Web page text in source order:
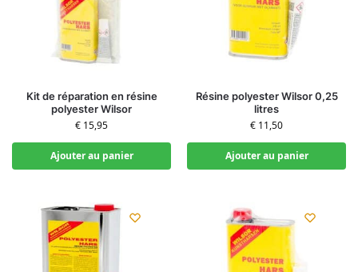
Kit de réparation en résine
polyester Wilsor
€ 15,95
Ajouter au panier
Résine polyester Wilsor 0,25
litres
€ 11,50
Ajouter au panier